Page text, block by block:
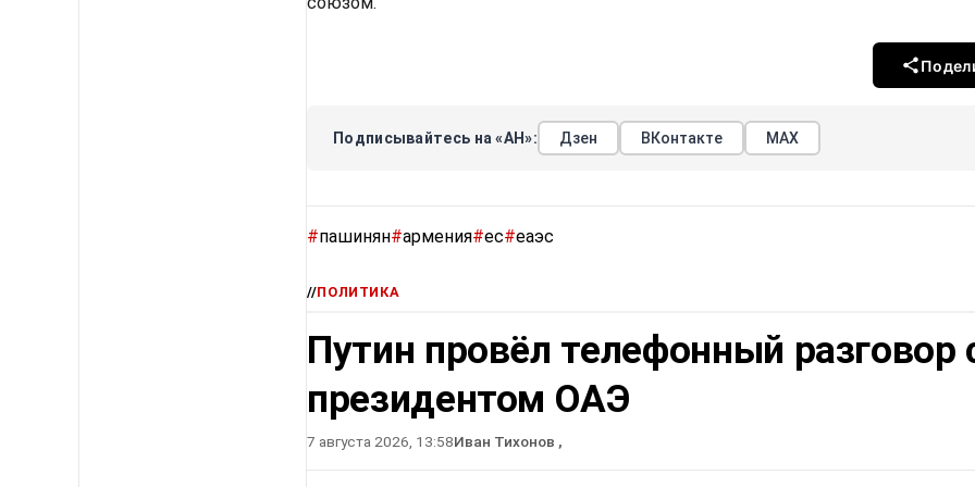
Подписывайтесь на «АН»: Дзен ВКонтакте МАХ
#пашинян#армения#ес#еаэс
//ПОЛИТИКА
Путин провёл телефонный разговор
президентом ОАЭ
7 августа 2026, 13:58Иван Тихонов ,